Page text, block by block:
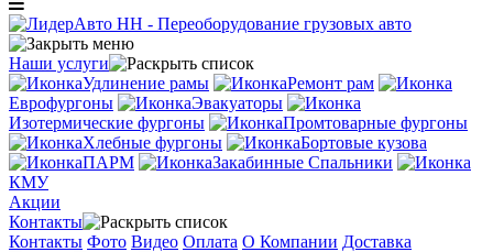
Наши услуги
Удлинение рамы
Ремонт рам
Еврофургоны
Эвакуаторы
Изотермические фургоны
Промтоварные фургоны
Хлебные фургоны
Бортовые кузова
ПАРМ
Закабинные Спальники
КМУ
Акции
Контакты
Контакты Фото Видео Оплата О Компании Доставка